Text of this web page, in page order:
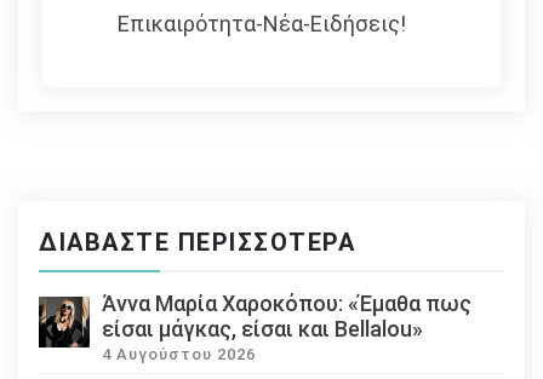
Επικαιρότητα-Νέα-Ειδήσεις!
ΔΙΑΒΆΣΤΕ ΠΕΡΙΣΣΌΤΕΡΑ
Άννα Μαρία Χαροκόπου: «Έμαθα πως
είσαι μάγκας, είσαι και Bellalou»
4 Αυγούστου 2026